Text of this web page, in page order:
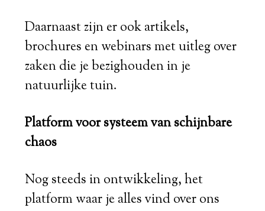
Daarnaast zijn er ook artikels,
brochures en webinars met uitleg over
zaken die je bezighouden in je
natuurlijke tuin.
Platform voor systeem van schijnbare
chaos
Nog steeds in ontwikkeling, het
platform waar je alles vind over ons